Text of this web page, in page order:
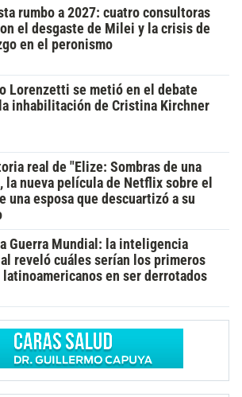
rumbo a 2027: cuatro consultoras
el desgaste de Milei y la crisis de
en el peronismo
Lorenzetti se metió en el debate
inhabilitación de Cristina Kirchner
real de "Elize: Sombras de una
la nueva película de Netflix sobre el
una esposa que descuartizó a su
Guerra Mundial: la inteligencia
reveló cuáles serían los primeros
latinoamericanos en ser derrotados